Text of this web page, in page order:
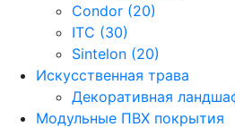
Condor (20)
ITC (30)
Sintelon (20)
Искусственная трава
Декоративная
Модульные ПВХ покрытия